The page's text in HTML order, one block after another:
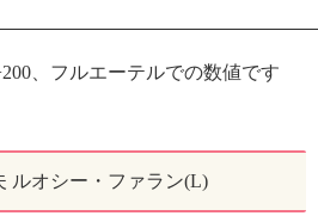
、フルエーテルでの数値です
ルオシー・ファラン(L)